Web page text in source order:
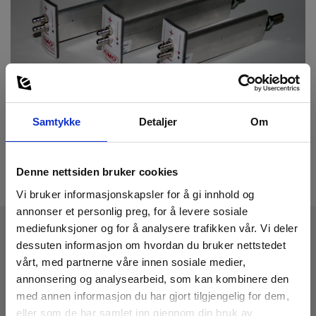
Samtykke Detaljer Om
Denne nettsiden bruker cookies
Vi bruker informasjonskapsler for å gi innhold og
annonser et personlig preg, for å levere sosiale
mediefunksjoner og for å analysere trafikken vår. Vi deler
dessuten informasjon om hvordan du bruker nettstedet
vårt, med partnerne våre innen sosiale medier,
annonsering og analysearbeid, som kan kombinere den
med annen informasjon du har gjort tilgjengelig for dem,
eller som de har samlet inn gjennom din bruk av
spesialmål, eller overflatebehandlet, ta kontakt med Elma på
08-447 57 70.
Debimo blader fra Kimo leveres inkl. mva. 2 m silikonslange og 2
stk. T-stykker.
Monteringsråd: For å oppnå størst mulig nøyaktighet er det
viktig at luften ikke forstyrres av f.eks. 90° bøyninger, filtre, etc.
med avstanden under, før og etter debimo-bladet.
Sirkulære kanaler:
Før: min. avstand 5 x rørdiameteren.
Etter: min. avstand 3 x rørdiameteren.
Rektangulære kanaler:
Etter: min. 3x√((4xHxB)/π)
Tekniske Data:
Dimensioner